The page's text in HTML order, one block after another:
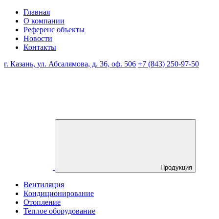
Главная
О компании
Референс объекты
Новости
Контакты
г. Казань, ул. Абсалямова, д. 36, оф. 506 +7 (843) 250-97-50
Продукция
Вентиляция
Кондиционирование
Отопление
Теплое оборудование